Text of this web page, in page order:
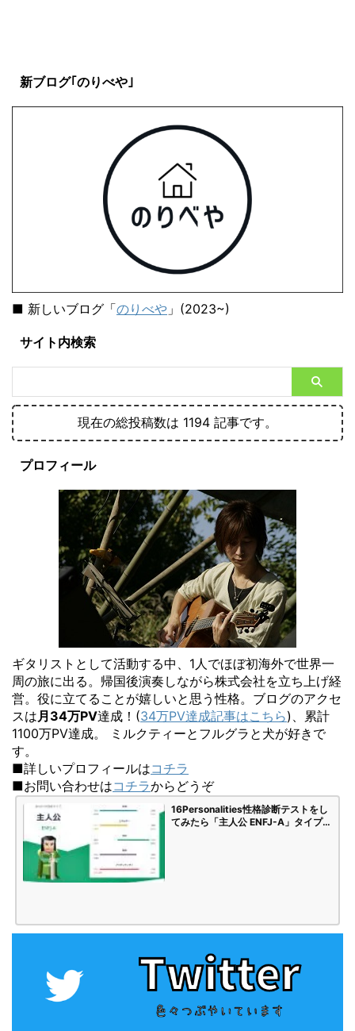
新ブログ｢のりべや｣
■ 新しいブログ「のりべや 」(2023~)
サイト内検索
現在の総投稿数は 1194 記事です。
プロフィール
ギタリストとして活動する中、1人でほぼ初海外で世界一
周の旅に出る。帰国後演奏しながら株式会社を立ち上げ経
営。役に立てることが嬉しいと思う性格。ブログのアクセ
スは月34万PV達成！(34万PV達成記事はこちら)、累計
1100万PV達成。 ミルクティーとフルグラと犬が好きで
す。
■詳しいプロフィールはコチラ
■お問い合わせはコチラからどうぞ
16Personalities性格診断テストをし
てみたら「主人公 ENFJ-A」タイプで